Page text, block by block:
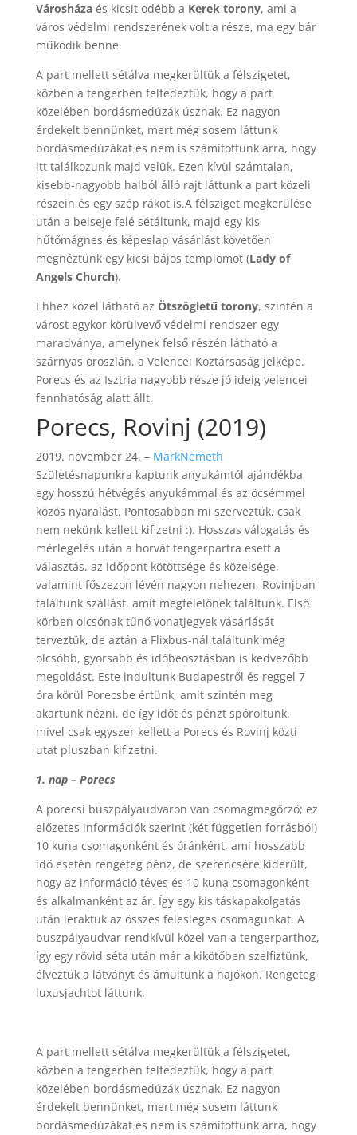
Városházaés kicsit odébb a Kerek torony, ami a
város védelmi rendszerének volt a része, ma egy bár
működik benne.
A part mellett sétálva megkerültük a félszigetet,
közben a tengerben felfedeztük, hogy a part
közelében bordásmedúzák úsznak. Ez nagyon
érdekelt bennünket, mert még sosem láttunk
bordásmedúzákat és nem is számítottunk arra, hogy
itt találkozunk majd velük. Ezen kívül számtalan,
kisebb-nagyobb halból álló rajt láttunk a part közeli
részein és egy szép rákot is.A félsziget megkerülése
után a belseje felé sétáltunk, majd egy kis
hűtőmágnes és képeslap vásárlást követően
megnéztünk egy kicsi bájos templomot (Lady of
Angels Church).
Ehhez közel látható az Ötszögletű torony, szintén a
várost egykor körülvevő védelmi rendszer egy
maradványa, amelynek felső részén látható a
szárnyas oroszlán, a Velencei Köztársaság jelképe.
Porecs és az Isztria nagyobb része jó ideig velencei
fennhatóság alatt állt.
Porecs, Rovinj (2019)
2019. november 24. – MarkNemeth
Születésnapunkra kaptunk anyukámtól ajándékba
egy hosszú hétvégés anyukámmal és az öcsémmel
közös nyaralást. Pontosabban mi szerveztük, csak
nem nekünk kellett kifizetni :). Hosszas válogatás és
mérlegelés után a horvát tengerpartra esett a
választás, az időpont kötöttsége és közelsége,
valamint főszezon lévén nagyon nehezen, Rovinjban
találtunk szállást, amit megfelelőnek találtunk. Első
körben olcsónak tűnő vonatjegyek vásárlását
terveztük, de aztán a Flixbus-nál találtunk még
olcsóbb, gyorsabb és időbeosztásban is kedvezőbb
megoldást. Este indultunk Budapestről és reggel 7
óra körül Porecsbe értünk, amit szintén meg
akartunk nézni, de így időt és pénzt spóroltunk,
mivel csak egyszer kellett a Porecs és Rovinj közti
utat pluszban kifizetni.
1. nap – Porecs
A porecsi buszpályaudvaron van csomagmegőrző; ez
előzetes információk szerint (két független forrásból)
10 kuna csomagonként és óránként, ami hosszabb
idő esetén rengeteg pénz, de szerencsére kiderült,
hogy az információ téves és 10 kuna csomagonként
és alkalmanként az ár. Így egy kis táskapakolgatás
után leraktuk az összes felesleges csomagunkat. A
buszpályaudvar rendkívül közel van a tengerparthoz,
így egy rövid séta után már a kikötőben szelfiztünk,
élveztük a látványt és ámultunk a hajókon. Rengeteg
luxusjachtot láttunk.
A part mellett sétálva megkerültük a félszigetet,
közben a tengerben felfedeztük, hogy a part
közelében bordásmedúzák úsznak. Ez nagyon
érdekelt bennünket, mert még sosem láttunk
bordásmedúzákat és nem is számítottunk arra, hogy